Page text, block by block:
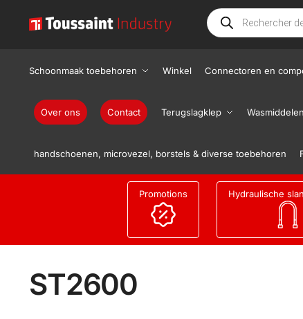
Schoonmaak toebehoren Winkel Connectoren en
Over ons Contact Terugslagklep Wasmiddelen
handschoenen, microvezel, borstels & diverse toebehoren
Promotions Hydraulische
ST2600